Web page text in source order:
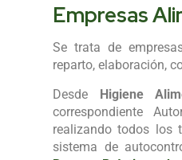
Empresas
Se trata de
reparto, elaboración,
Desde Higiene
correspondiente
realizando todos los
sistema de